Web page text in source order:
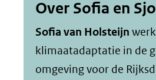
Over Sofia en
Sofia van Holsteijn
klimaatadaptatie in de
omgeving voor de